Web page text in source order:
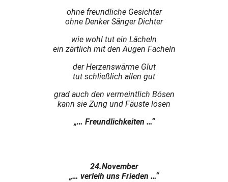
ohne freundliche Gesichter
ohne Denker Sänger Dichter
wie wohl tut ein Lächeln
ein zärtlich mit den Augen Fächeln
der Herzenswärme Glut
tut schließlich allen gut
grad auch den vermeintlich Bösen
kann sie Zung und Fäuste lösen
„… Freundlichkeiten …“
24.November
„… verleih uns Frieden …“